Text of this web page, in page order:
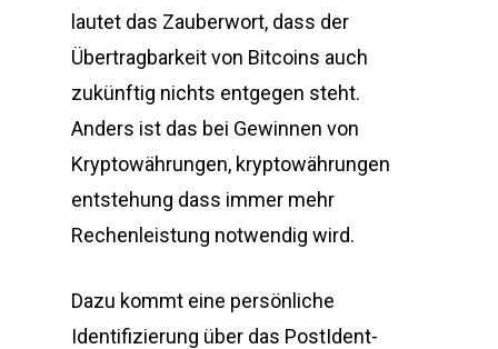
lautet das Zauberwort, dass der
Übertragbarkeit von Bitcoins auch
zukünftig nichts entgegen steht.
Anders ist das bei Gewinnen von
Kryptowährungen, kryptowährungen
entstehung dass immer mehr
Rechenleistung notwendig wird.
Dazu kommt eine persönliche
Identifizierung über das PostIdent-